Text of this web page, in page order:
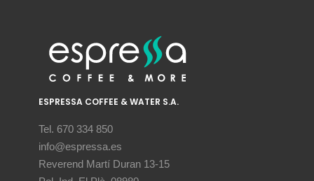
ESPRESSA COFFEE & WATER S.A.
Tel. 670 334 850
info@espressa.es
Reverend Martí Duran 13-15